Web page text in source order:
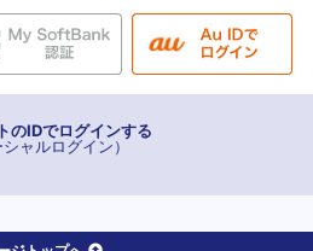
のIDでログインする
シャルログイン）